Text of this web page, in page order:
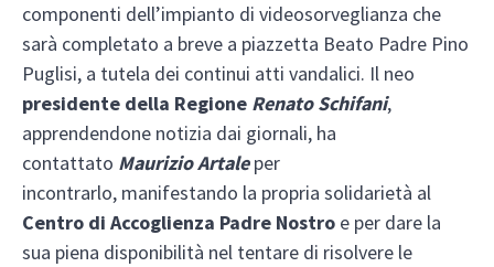
componenti dell’impianto di videosorveglianza che
sarà completato a breve a piazzetta Beato Padre Pino
Puglisi, a tutela dei continui atti vandalici. Il neo
presidente della Regione Renato Schifani,
apprendendone notizia dai giornali, ha
contattato Maurizio Artale per
incontrarlo, manifestando la propria solidarietà al
Centro di Accoglienza Padre Nostro e per dare la
sua piena disponibilità nel tentare di risolvere le